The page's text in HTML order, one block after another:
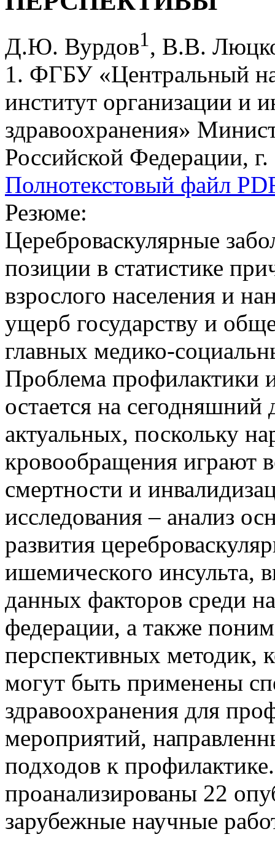
Д.Ю. Вурдов1, В.В.
1. ФГБУ «Центральный
институт организации и
здравоохранения»
Российской Федерации,
Полнотекстовый файл
Резюме:
Цереброваскулярные
позиции в статистике
взрослого населения и
ущерб государству и
главных медико-
Проблема профилактики
остается на сегодняшний
актуальных, поскольку
кровообращения играют
смертности и
исследования – анализ
развития
ишемического инсульта,
данных факторов среди
федерации, а также
перспективных методик,
могут быть применены
здравоохранения для
мероприятий,
подходов к
проанализированы 22
зарубежные научные